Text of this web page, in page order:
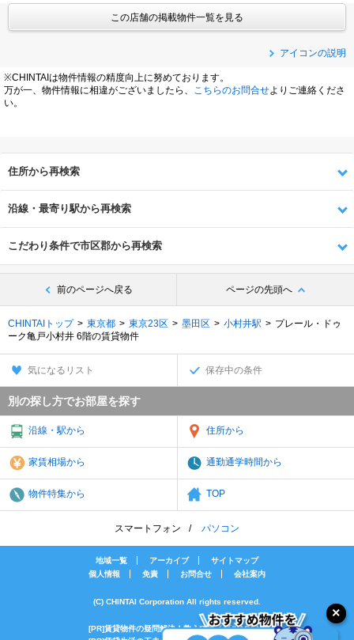
この店舗の掲載物件一覧を見る
アイコンの説明
※CHINTAIは物件情報の精度向上に努めております。
万が一、物件情報に相違がございましたら、
こちらのお問合せよりご連絡くださ
い。
住所から再検索
沿線・最寄り駅から再検索
こだわり条件で市区郡から再検索
前のページへ戻る ページの先頭へ
CHINTAIトップ 東京都 東京23区 墨田区 小村井駅
プレール・ドゥ
ーク亀戸小村井 6階の賃貸物件
気になるリスト 保存中の条件
別の探し方でお部屋を探す
沿線・駅から 住所から
家賃相場から 通勤通学時間から
物件特集から TOP
スマートフォン パソコン
地域一覧 アーカイブ
サイトマップ
個人情報
免責 お問合せ 会社案内
(C) CHINTAI Corporation All rights reserved.
[PR]賃貸物件の疑問解決！教えてエイブルAGENT